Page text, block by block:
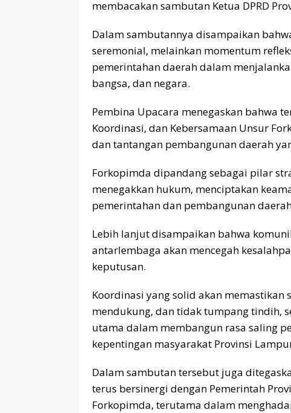
membacakan sambutan Ketua DPRD
Dalam sambutannya disampaikan
seremonial, melainkan momentum
pemerintahan daerah dalam
bangsa, dan negara.
Pembina Upacara menegaskan bahwa
Koordinasi, dan Kebersamaan Unsur
dan tantangan pembangunan daerah
Forkopimda dipandang sebagai pilar
menegakkan hukum, menciptakan
pemerintahan dan pembangunan
Lebih lanjut disampaikan bahwa
antarlembaga akan mencegah
keputusan.
Koordinasi yang solid akan
mendukung, dan tidak tumpang tindih,
utama dalam membangun rasa saling
kepentingan masyarakat Provinsi
Dalam sambutan tersebut juga
terus bersinergi dengan Pemerintah
Forkopimda, terutama dalam